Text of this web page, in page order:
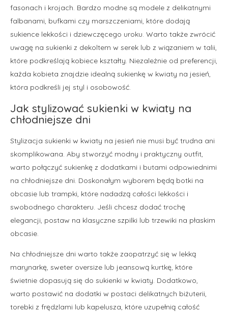
fasonach i krojach. Bardzo modne są modele z delikatnymi
falbanami, bufkami czy marszczeniami, które dodają
sukience lekkości i dziewczęcego uroku. Warto także zwrócić
uwagę na sukienki z dekoltem w serek lub z wiązaniem w talii,
które podkreślają kobiece kształty. Niezależnie od preferencji,
każda kobieta znajdzie idealną sukienkę w kwiaty na jesień,
która podkreśli jej styl i osobowość.
Jak stylizować sukienki w kwiaty na
chłodniejsze dni
Stylizacja sukienki w kwiaty na jesień nie musi być trudna ani
skomplikowana. Aby stworzyć modny i praktyczny outfit,
warto połączyć sukienkę z dodatkami i butami odpowiednimi
na chłodniejsze dni. Doskonałym wyborem będą botki na
obcasie lub trampki, które nadadzą całości lekkości i
swobodnego charakteru. Jeśli chcesz dodać trochę
elegancji, postaw na klasyczne szpilki lub trzewiki na płaskim
obcasie.
Na chłodniejsze dni warto także zaopatrzyć się w lekką
marynarkę, sweter oversize lub jeansową kurtkę, które
świetnie dopasują się do sukienki w kwiaty. Dodatkowo,
warto postawić na dodatki w postaci delikatnych biżuterii,
torebki z frędzlami lub kapelusza, które uzupełnią całość